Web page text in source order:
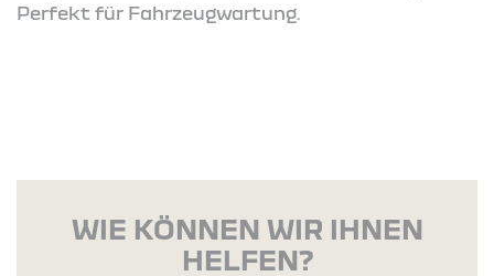
WIE KÖNNEN WIR IHNEN
HELFEN?